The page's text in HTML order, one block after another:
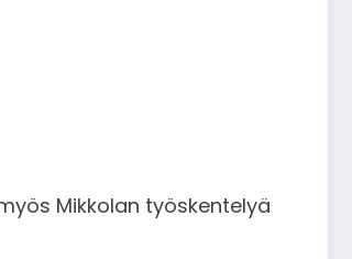
Mikkolan työskentelyä